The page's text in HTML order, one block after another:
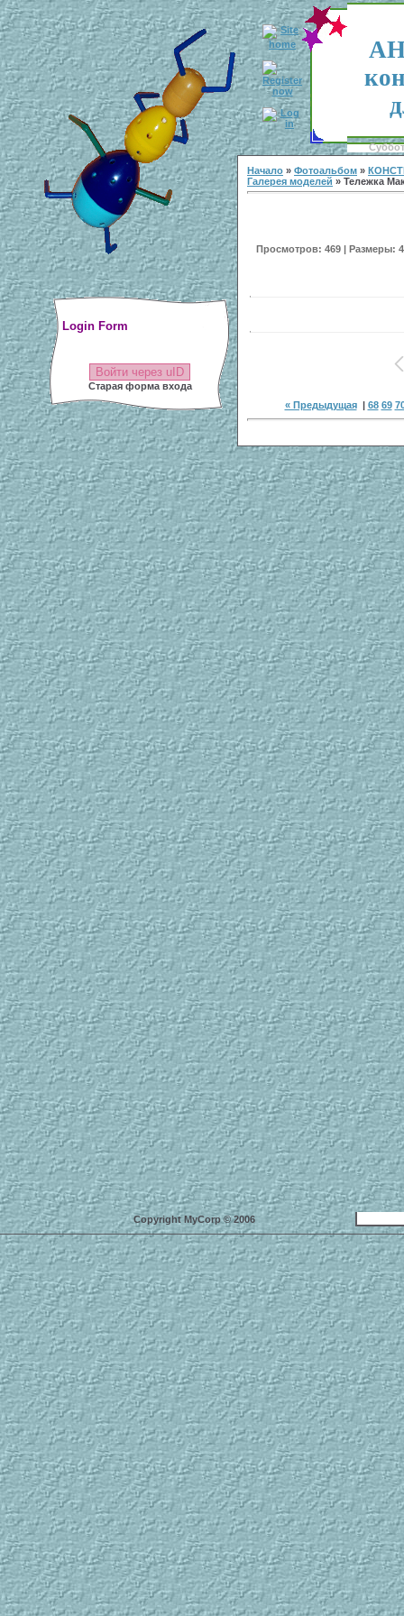
Login Form
Войти через uID
Старая форма входа
Начало » Фотоальбом »
Галерея моделей » Тележка
Просмотров: 469 | Размеры:
« Предыдущая| 68 69
Copyright MyCorp © 2006